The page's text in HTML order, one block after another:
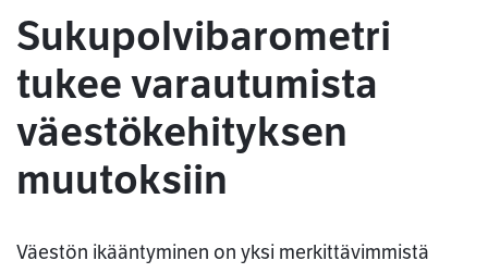
Sukupolvibarometri
tukee varautumista
väestökehityksen
muutoksiin
Väestön ikääntyminen on yksi merkittävimmistä